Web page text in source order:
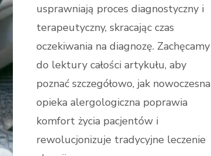
usprawniają proces diagnostyczny i
terapeutyczny, skracając czas
oczekiwania na diagnozę. Zachęcamy
do lektury całości artykułu, aby
poznać szczegółowo, jak nowoczesna
opieka alergologiczna poprawia
komfort życia pacjentów i
rewolucjonizuje tradycyjne leczenie